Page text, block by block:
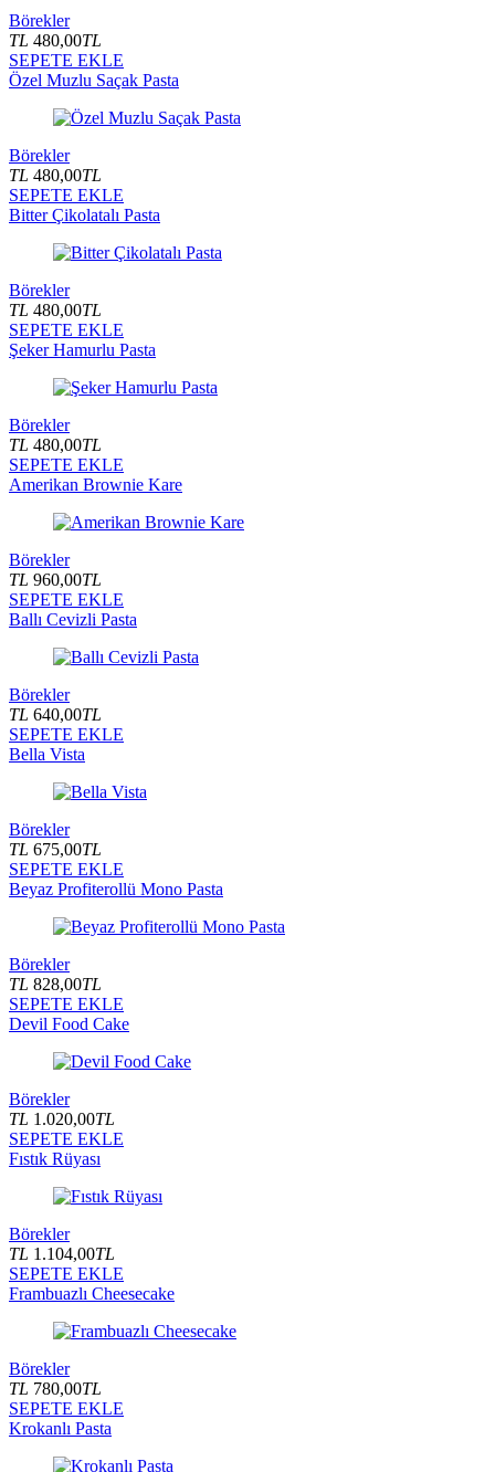
Börekler
TL 480,00TL
SEPETE EKLE
Özel Muzlu Saçak Pasta
Börekler
TL 480,00TL
SEPETE EKLE
Bitter Çikolatalı Pasta
Börekler
TL 480,00TL
SEPETE EKLE
Şeker Hamurlu Pasta
Börekler
TL 480,00TL
SEPETE EKLE
Amerikan Brownie Kare
Börekler
TL 960,00TL
SEPETE EKLE
Ballı Cevizli Pasta
Börekler
TL 640,00TL
SEPETE EKLE
Bella Vista
Börekler
TL 675,00TL
SEPETE EKLE
Beyaz Profiterollü Mono Pasta
Börekler
TL 828,00TL
SEPETE EKLE
Devil Food Cake
Börekler
TL 1.020,00TL
SEPETE EKLE
Fıstık Rüyası
Börekler
TL 1.104,00TL
SEPETE EKLE
Frambuazlı Cheesecake
Börekler
TL 780,00TL
SEPETE EKLE
Krokanlı Pasta